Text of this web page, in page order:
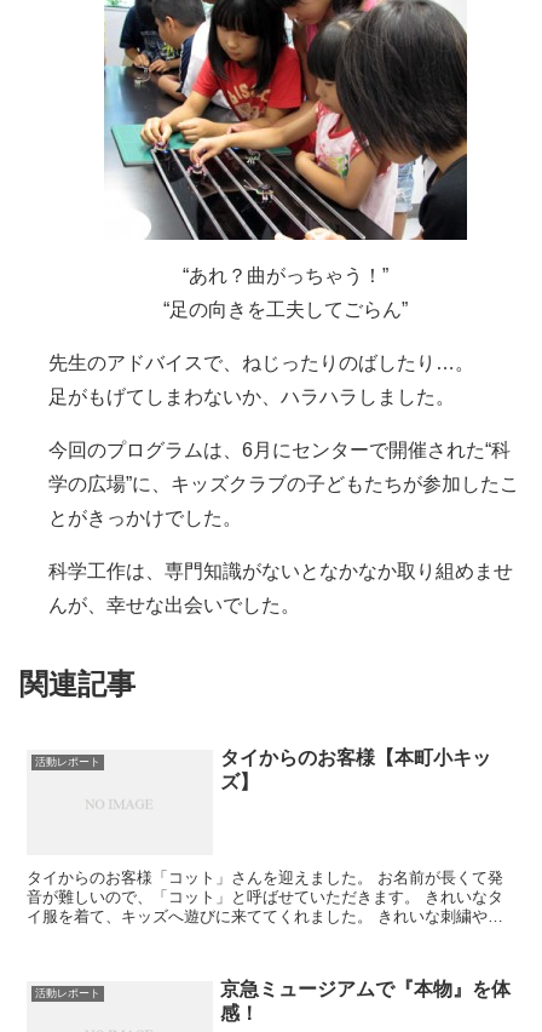
“あれ？曲がっちゃう！”
“足の向きを工夫してごらん”
先生のアドバイスで、ねじったりのばしたり…。
足がもげてしまわないか、ハラハラしました。
今回のプログラムは、6月にセンターで開催された“科
学の広場”に、キッズクラブの子どもたちが参加したこ
とがきっかけでした。
科学工作は、専門知識がないとなかなか取り組めませ
んが、幸せな出会いでした。
関連記事
活動レポート
タイからのお客様【本町小キッ
ズ】
タイからのお客様「コット」さんを迎えました。 お名前が長くて発
音が難しいので、「コット」と呼ばせていただきます。 きれいなタ
イ服を着て、キッズへ遊びに来ててくれました。 きれいな刺繍や色
活動レポート
京急ミュージアムで『本物』を体
感！